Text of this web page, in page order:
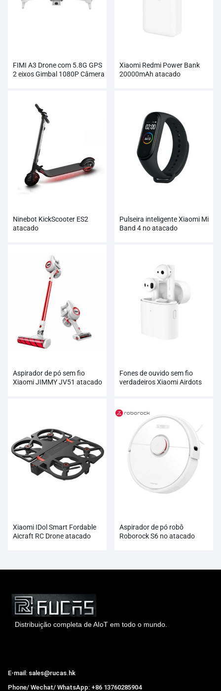
FIMI A3 Drone com 5.8G GPS
2 eixos Gimbal 1080P Câmera
Xiaomi Redmi Power Bank
20000mAh atacado
Ninebot KickScooter ES2
atacado
Pulseira inteligente Xiaomi Mi
Band 4 no atacado
Aspirador de pó sem fio
Xiaomi JIMMY JV51 atacado
Fones de ouvido sem fio
verdadeiros Xiaomi Airdots
Xiaomi IDol Smart Fordable
Aicraft RC Drone atacado
Aspirador de pó robô
Roborock S6 no atacado
Distribuição completa de AIoT em todo o mundo.
E-mail: sales@rucas.hk
Phone/ Wechat/ WhatsApp: +86 13760285904